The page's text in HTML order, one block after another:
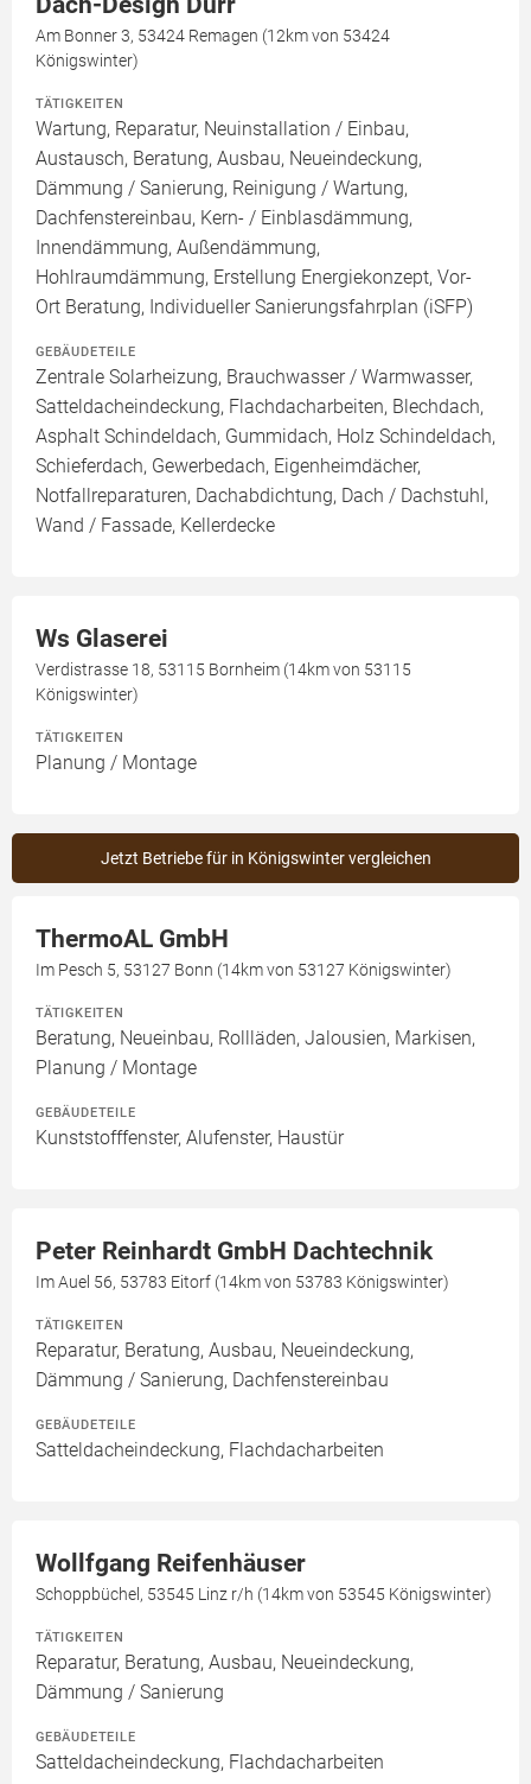
Am Bonner 3, 53424 Remagen (12km von 53424
Königswinter)
TÄTIGKEITEN
Wartung, Reparatur, Neuinstallation / Einbau,
Austausch, Beratung, Ausbau, Neueindeckung,
Dämmung / Sanierung, Reinigung / Wartung,
Dachfenstereinbau, Kern- / Einblasdämmung,
Innendämmung, Außendämmung,
Hohlraumdämmung, Erstellung Energiekonzept, Vor-
Ort Beratung, Individueller Sanierungsfahrplan (iSFP)
GEBÄUDETEILE
Zentrale Solarheizung, Brauchwasser / Warmwasser,
Satteldacheindeckung, Flachdacharbeiten, Blechdach,
Asphalt Schindeldach, Gummidach, Holz Schindeldach,
Schieferdach, Gewerbedach, Eigenheimdächer,
Notfallreparaturen, Dachabdichtung, Dach / Dachstuhl,
Wand / Fassade, Kellerdecke
Ws Glaserei
Verdistrasse 18, 53115 Bornheim (14km von 53115
Königswinter)
TÄTIGKEITEN
Planung / Montage
Jetzt Betriebe für in Königswinter vergleichen
ThermoAL GmbH
Im Pesch 5, 53127 Bonn (14km von 53127 Königswinter)
TÄTIGKEITEN
Beratung, Neueinbau, Rollläden, Jalousien, Markisen,
Planung / Montage
GEBÄUDETEILE
Kunststofffenster, Alufenster, Haustür
Peter Reinhardt GmbH Dachtechnik
Im Auel 56, 53783 Eitorf (14km von 53783 Königswinter)
TÄTIGKEITEN
Reparatur, Beratung, Ausbau, Neueindeckung,
Dämmung / Sanierung, Dachfenstereinbau
GEBÄUDETEILE
Satteldacheindeckung, Flachdacharbeiten
Wollfgang Reifenhäuser
Schoppbüchel, 53545 Linz r/h (14km von 53545 Königswinter)
TÄTIGKEITEN
Reparatur, Beratung, Ausbau, Neueindeckung,
Dämmung / Sanierung
GEBÄUDETEILE
Satteldacheindeckung, Flachdacharbeiten